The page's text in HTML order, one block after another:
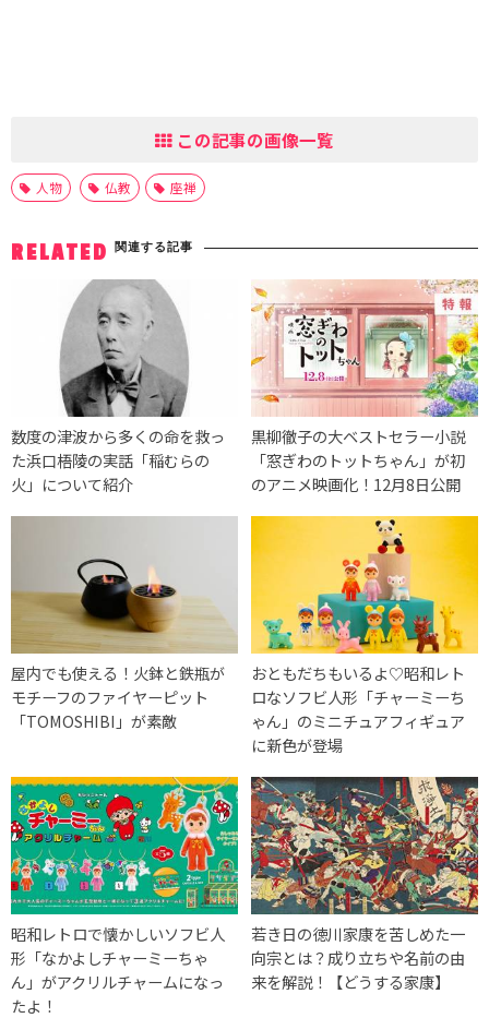
この記事の画像一覧
人物 仏教 座禅
RELATED 関連する記事
数度の津波から多くの命を救っ
た浜口梧陵の実話「稲むらの
火」について紹介
黒柳徹子の大ベストセラー小説
「窓ぎわのトットちゃん」が初
のアニメ映画化！12月8日公開
屋内でも使える！火鉢と鉄瓶が
モチーフのファイヤーピット
「TOMOSHIBI」が素敵
おともだちもいるよ♡昭和レト
ロなソフビ人形「チャーミーち
ゃん」のミニチュアフィギュア
に新色が登場
昭和レトロで懐かしいソフビ人
形「なかよしチャーミーちゃ
ん」がアクリルチャームになっ
たよ！
若き日の徳川家康を苦しめた一
向宗とは？成り立ちや名前の由
来を解説！【どうする家康】